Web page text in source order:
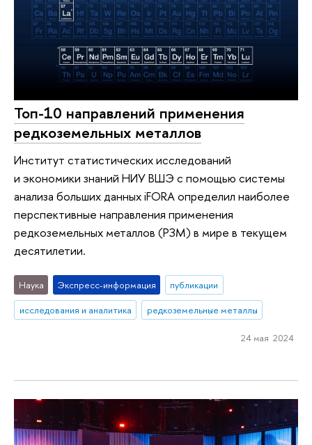
Топ-10 направлений применения
редкоземельных металлов
Институт статистических исследований
и экономики знаний НИУ ВШЭ с помощью системы
анализа больших данных iFORA определил наиболее
перспективные направления применения
редкоземельных металлов (РЗМ) в мире в текущем
десятилетии.
Наука Экспресс-информация
публикации
исследования и аналитика
редкоземельные металлы
24 мая 2024